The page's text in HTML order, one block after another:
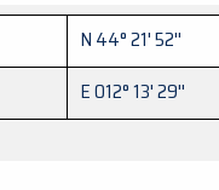
N 44° 21' 52''
E 012° 13' 29''